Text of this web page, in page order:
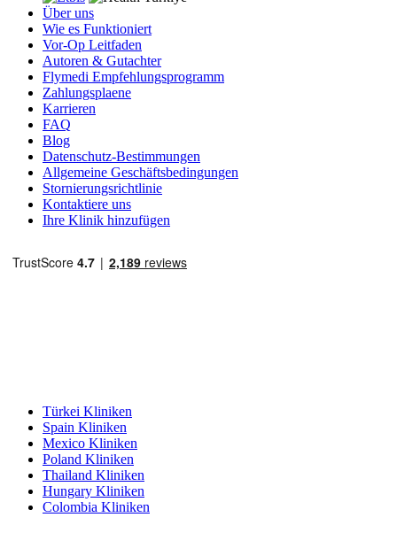
Über uns
Wie es Funktioniert
Vor-Op Leitfaden
Autoren & Gutachter
Flymedi Empfehlungsprogramm
Zahlungsplaene
Karrieren
FAQ
Blog
Datenschutz-Bestimmungen
Allgemeine Geschäftsbedingungen
Stornierungsrichtlinie
Kontaktiere uns
Ihre Klinik hinzufügen
Türkei Kliniken
Spain Kliniken
Mexico Kliniken
Poland Kliniken
Thailand Kliniken
Hungary Kliniken
Colombia Kliniken